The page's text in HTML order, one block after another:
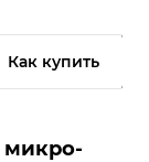
Как купить
микро-